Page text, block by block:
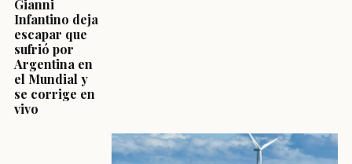
Gianni
Infantino deja
escapar que
sufrió por
Argentina en
el Mundial y
se corrige en
vivo